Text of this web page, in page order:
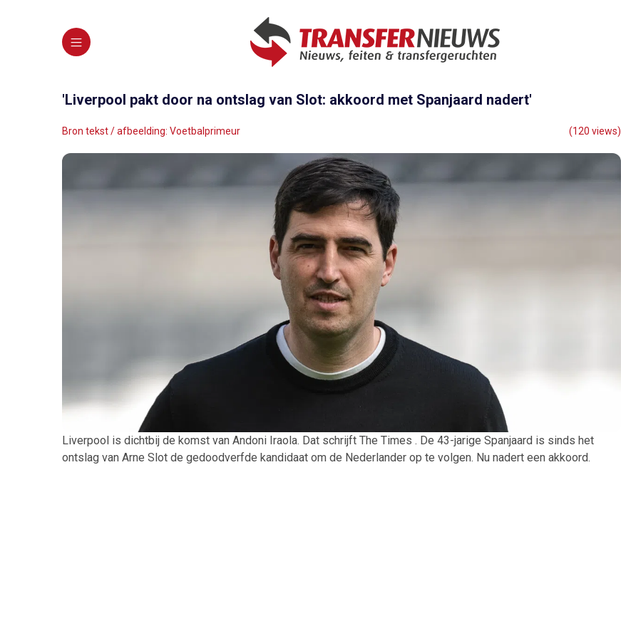
'Liverpool pakt door na ontslag van Slot: akkoord met Spanjaard nadert'
Bron tekst / afbeelding: Voetbalprimeur (120 views)
Liverpool is dichtbij de komst van Andoni Iraola. Dat schrijft The Times . De 43-jarige Spanjaard is sinds het
ontslag van Arne Slot de gedoodverfde kandidaat om de Nederlander op te volgen. Nu nadert een akkoord.